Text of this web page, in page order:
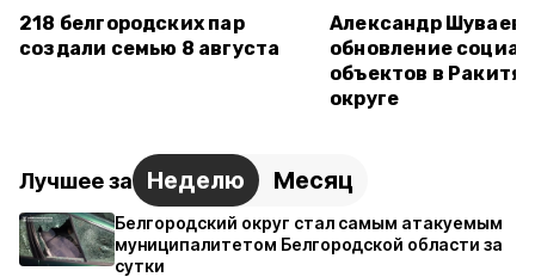
218 белгородских пар
создали семью 8 августа
Александр Шуваев
обновление
объектов в
округе
Лучшее за Неделю Месяц
Белгородский округ стал самым атакуемым
муниципалитетом Белгородской области за
сутки